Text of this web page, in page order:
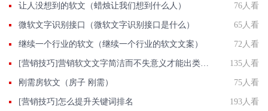
让人没想到的软文（蜡烛让我们想到什么人） 76人看
微软文字识别接口（微软文字识别接口是什么） 65人看
继续一个行业的软文（继续一个行业的软文文案） 72人看
135人看
刚需房软文（房子 刚需） 75人看
[营销技巧]怎么提升关键词排名 193人看